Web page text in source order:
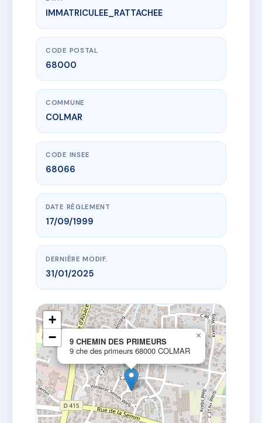
www.vme.plus/AC6859250
9 CHEMIN DES PRIMEURS
9 che des primeurs
IMMATRICULEE_RATTACHEE
CODE POSTAL
68000
COMMUNE
COLMAR
CODE INSEE
68066
DATE RÈGLEMENT
17/09/1999
DERNIÈRE MODIF.
31/01/2025
9 CHEMIN DES PRIMEURS
9 che des primeurs 68000 COLMAR
×
+
−